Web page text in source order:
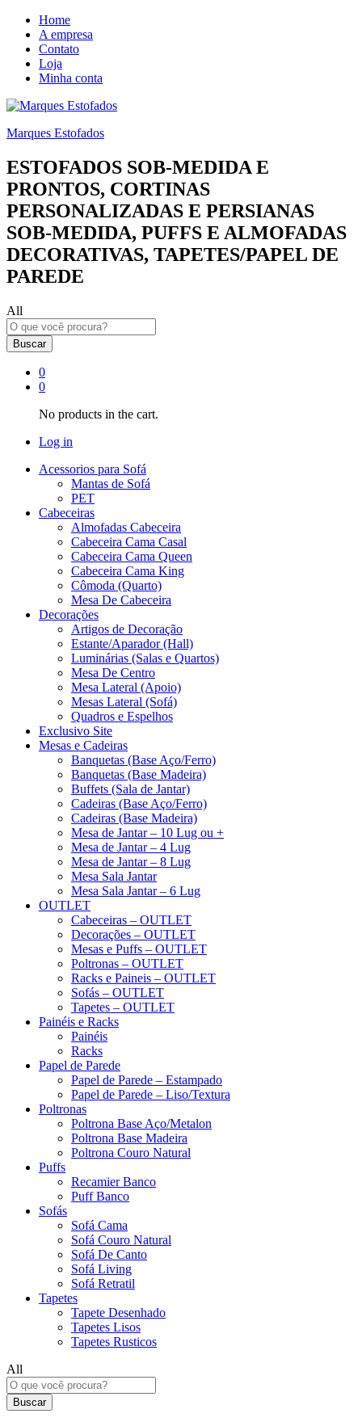
Home
A empresa
Contato
Loja
Minha conta
Marques Estofados
ESTOFADOS SOB-MEDIDA E
PRONTOS, CORTINAS
PERSONALIZADAS E PERSIANAS
SOB-MEDIDA, PUFFS E ALMOFADAS
DECORATIVAS, TAPETES/PAPEL DE
PAREDE
All
Buscar
0
0
No products in the cart.
Log in
Acessorios para Sofá
Mantas de Sofá
PET
Cabeceiras
Almofadas Cabeceira
Cabeceira Cama Casal
Cabeceira Cama Queen
Cabeceira Cama King
Cômoda (Quarto)
Mesa De Cabeceira
Decorações
Artigos de Decoração
Estante/Aparador (Hall)
Luminárias (Salas e Quartos)
Mesa De Centro
Mesa Lateral (Apoio)
Mesas Lateral (Sofá)
Quadros e Espelhos
Exclusivo Site
Mesas e Cadeiras
Banquetas (Base Aço/Ferro)
Banquetas (Base Madeira)
Buffets (Sala de Jantar)
Cadeiras (Base Aço/Ferro)
Cadeiras (Base Madeira)
Mesa de Jantar – 10 Lug ou +
Mesa de Jantar – 4 Lug
Mesa de Jantar – 8 Lug
Mesa Sala Jantar
Mesa Sala Jantar – 6 Lug
OUTLET
Cabeceiras – OUTLET
Decorações – OUTLET
Mesas e Puffs – OUTLET
Poltronas – OUTLET
Racks e Paineis – OUTLET
Sofás – OUTLET
Tapetes – OUTLET
Painéis e Racks
Painéis
Racks
Papel de Parede
Papel de Parede – Estampado
Papel de Parede – Liso/Textura
Poltronas
Poltrona Base Aço/Metalon
Poltrona Base Madeira
Poltrona Couro Natural
Puffs
Recamier Banco
Puff Banco
Sofás
Sofá Cama
Sofá Couro Natural
Sofá De Canto
Sofá Living
Sofá Retratil
Tapetes
Tapete Desenhado
Tapetes Lisos
Tapetes Rusticos
All
Buscar